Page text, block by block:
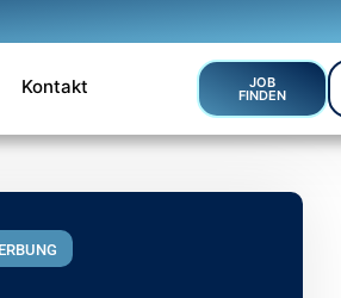
Kontakt JOB
FINDEN